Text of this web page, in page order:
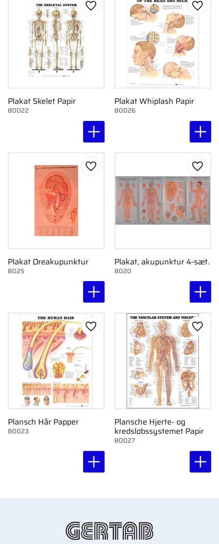
Plakat Skelet Papir
80022
Gem som favorit
Plakat Whiplash Papir
80026
Gem
Plakat Øreakupunktur
8025
Gem som favorit
Plakat, akupunktur 4-sæt.
8020
Gem
Plansch Hår Papper
80023
Gem som favorit
Plansche Hjerte- og
kredsløbssystemet Papir
80027
Gem